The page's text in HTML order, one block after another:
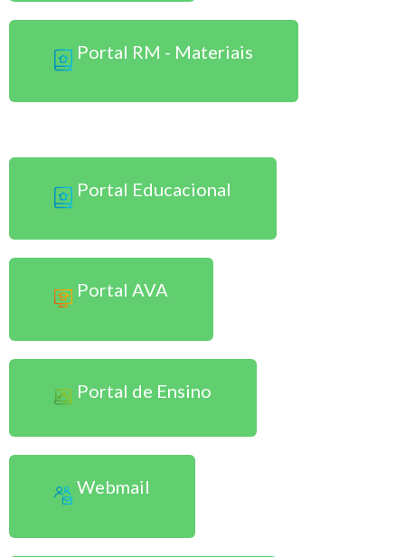
Portal RM - Materiais
Portal Educacional
Portal AVA
Portal de Ensino
Webmail